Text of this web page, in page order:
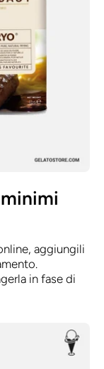
aggiungili
in fase di